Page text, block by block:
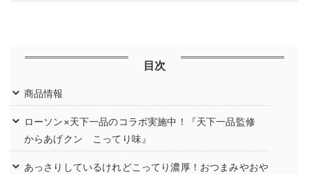
目次
商品情報
ローソン×天下一品のコラボ実施中！『天下一品監修
からあげクン こってり味』
あっさりしているけれどこってり濃厚！おつまみやおや